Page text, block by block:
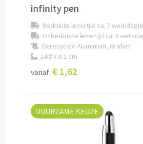
Voedselcontainers bedrukken
Saladeboxen bedrukken
Snoeppotten bedrukken
infinity pen
Bedrukte levertijd ca. 7
Onbedrukte levertijd ca. 3
Gerecycled Aluminium, Grafiet
14.8 x ø 1 cm
vanaf € 1,62
DUURZAME KEUZE